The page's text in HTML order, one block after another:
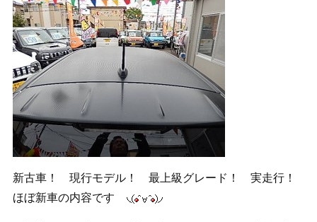
新古車！ 現行モデル！ 最上級グレード！ 実走行！
ほぼ新車の内容です